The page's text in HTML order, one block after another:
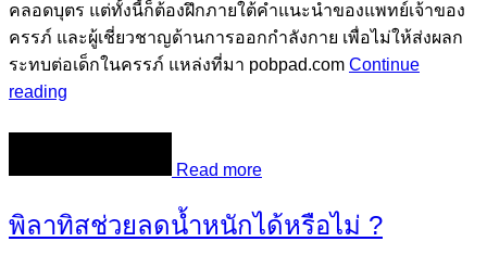
คลอดบุตร แต่ทั้งนี้ก็ต้องฝึกภายใต้คำแนะนำของแพทย์เจ้าของ
ครรภ์ และผู้เชี่ยวชาญด้านการออกกำลังกาย เพื่อไม่ให้ส่งผลก
ระทบต่อเด็กในครรภ์ แหล่งที่มา pobpad.com Continue
reading
Read more
พิลาทิสช่วยลดน้ำหนักได้หรือไม่ ?